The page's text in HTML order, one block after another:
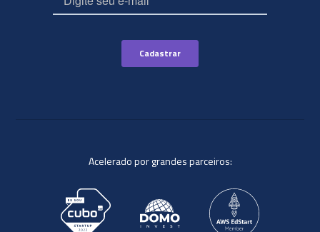
Acelerado por grandes parceiros: